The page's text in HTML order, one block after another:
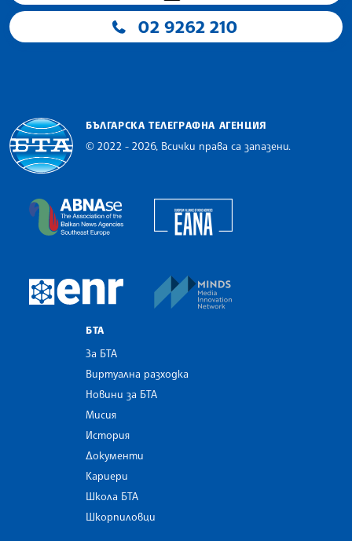
02 9262 210
БЪЛГАРСКА ТЕЛЕГРАФНА АГЕНЦИЯ
© 2022 - 2026, Всички права са запазени.
The Assocoation of the Balkan News Agencies
European Newsroom
БТА
За БТА
Виртуална разходка
Новини за БТА
Мисия
История
Документи
Кариери
Школа БТА
Шкорпиловци